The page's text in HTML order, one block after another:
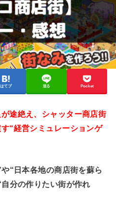
はてブ 送る Pocket
が途絶え、シャッター商店街
“経営シミュレーションゲ
“日本各地の商店街を蘇ら
分の作りたい街が作れ